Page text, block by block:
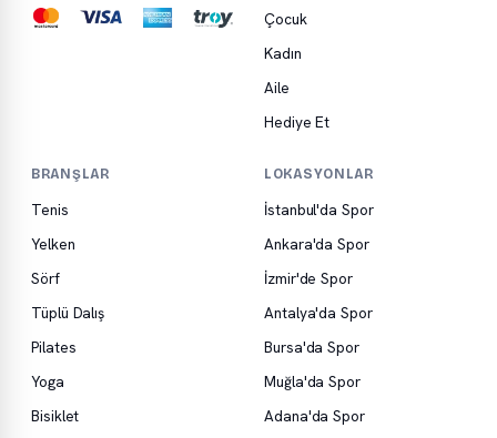
Çocuk
Kadın
Aile
Hediye Et
BRANŞLAR
Tenis
Yelken
Sörf
Tüplü Dalış
Pilates
Yoga
Bisiklet
LOKASYONLAR
İstanbul'da Spor
Ankara'da Spor
İzmir'de Spor
Antalya'da Spor
Bursa'da Spor
Muğla'da Spor
Adana'da Spor